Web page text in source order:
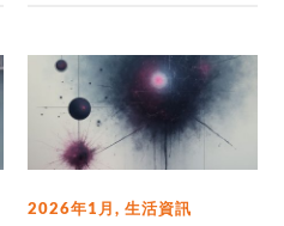
2026年1月,生活資訊